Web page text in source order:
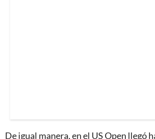
De igual manera, en el US Open llegó